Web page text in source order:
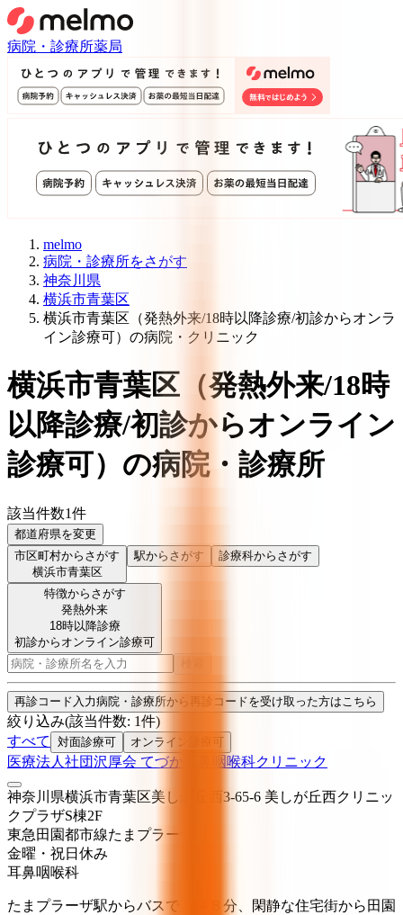
病院・診療所薬局
melmo
病院・診療所をさがす
神奈川県
横浜市青葉区
横浜市青葉区（発熱外来/18時以降診療/初診からオンラ
イン診療可）の病院・クリニック
横浜市青葉区 （発熱外来/18時
以降診療/初診からオンライン
診療可） の病院・診療所
該当件数1件
都道府県を変更
市区町村からさがす
横浜市青葉区
駅からさがす 診療科からさがす
特徴からさがす
発熱外来
18時以降診療
初診からオンライン診療可
再診コード入力病院・診療所から再診コードを受け取った方はこちら
絞り込み(該当件数: 1件)
すべて
対面診療可 オンライン診療可
医療法人社団沢厚会 てづか耳鼻咽喉科クリニック
神奈川県横浜市青葉区美しが丘西3-65-6 美しが丘西クリニッ
クプラザS棟2F
東急田園都市線たまプラーザ
金曜・祝日 休み
耳鼻咽喉科
たまプラーザ駅からバスで７～８分、閑静な住宅街から田園